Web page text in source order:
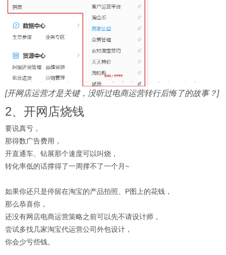
[开网店运营才是关键，没听过电商运营转行后悔了的故事？]
2、开网店烧钱
要说真亏，
那得数广告费用，
开直通车、钻展那个速度可以叫烧，
转化率低的话撑得了一周撑不了一个月~
如果你还只是停留在淘宝的产品拍照、P图上的花钱，
那么恭喜你，
还没有网店电商运营策略之前可以先不请设计师，
尝试多找几家淘宝代运营公司外包设计，
你会少亏些钱。